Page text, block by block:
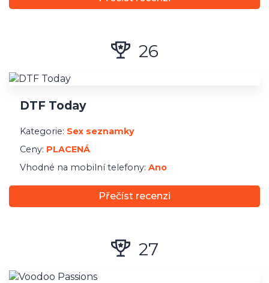
Vhodné na mobilní telefony:Ano
26
DTF Today
Kategorie: Sex seznamky
Ceny: PLACENÁ
Vhodné na mobilní telefony: Ano
Přečíst recenzi
27